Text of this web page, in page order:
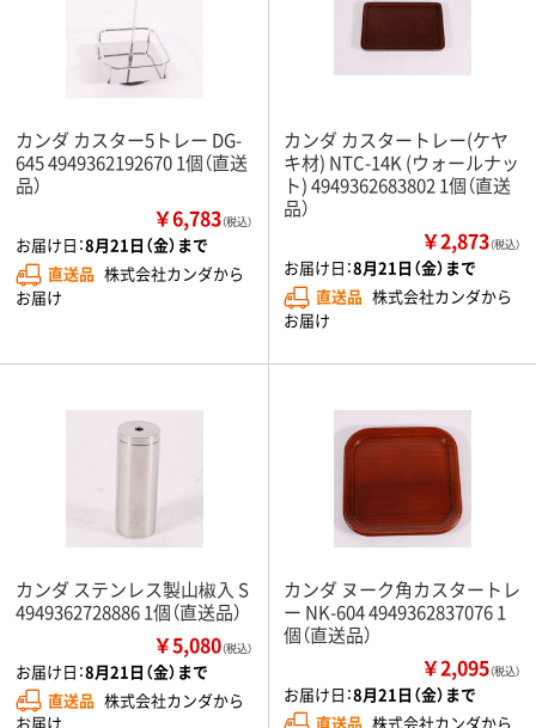
カンダ カスター5トレー DG-
645 4949362192670 1個（直送
品）
￥6,783（税込）
お届け日：8月21日（金）まで
直送品 株式会社カンダから
お届け
カンダ カスタートレー(ケヤ
キ材) NTC-14K (ウォールナッ
ト) 4949362683802 1個（直送
品）
￥2,873（税込）
お届け日：8月21日（金）まで
直送品 株式会社カンダから
お届け
カンダ ステンレス製山椒入 S
4949362728886 1個（直送品）
￥5,080（税込）
お届け日：8月21日（金）まで
直送品 株式会社カンダから
お届け
カンダ ヌーク角カスタートレ
ー NK-604 4949362837076 1
個（直送品）
￥2,095（税込）
お届け日：8月21日（金）まで
直送品 株式会社カンダから